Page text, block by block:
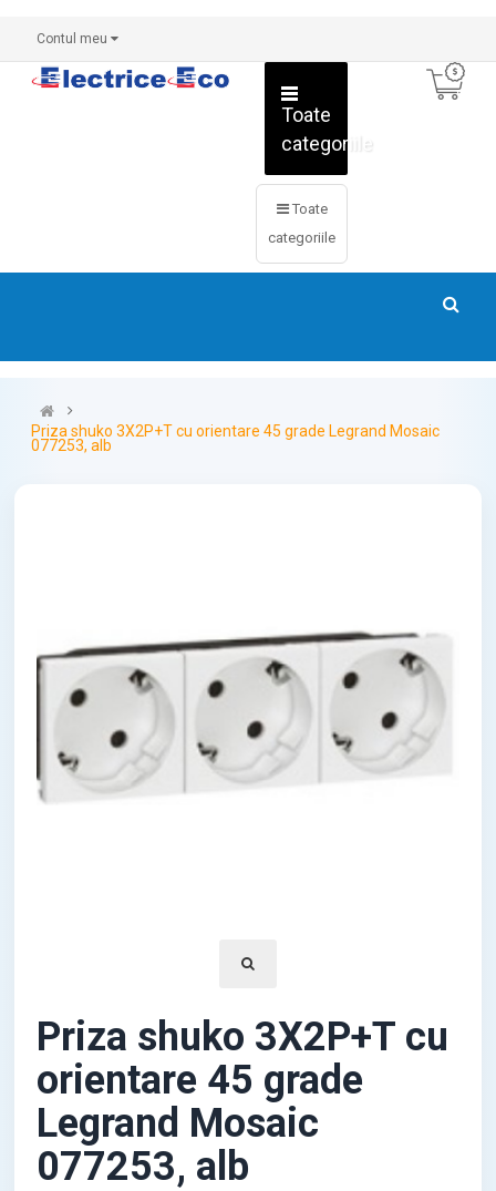
Contul meu
Toate
categoriile
Toate
categoriile
Priza shuko 3X2P+T cu orientare 45 grade Legrand Mosaic
077253, alb
Priza shuko 3X2P+T cu
orientare 45 grade
Legrand Mosaic
077253, alb